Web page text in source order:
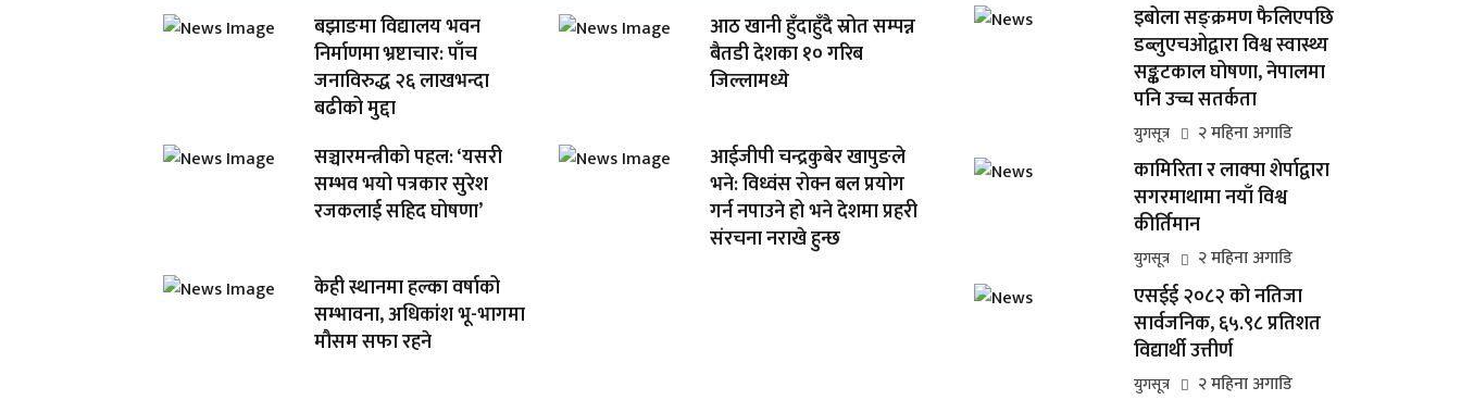
बझाङमा विद्यालय भवन
निर्माणमा भ्रष्टाचार: पाँच
जनाविरुद्ध २६ लाखभन्दा
बढीको मुद्दा
आठ खानी हुँदाहुँदै स्रोत सम्पन्न
बैतडी देशका १० गरिब
जिल्लामध्ये
सञ्चारमन्त्रीको पहल: ‘यसरी
सम्भव भयो पत्रकार सुरेश
रजकलाई सहिद घोषणा’
आईजीपी चन्द्रकुबेर खापुङले
भने: विध्वंस रोक्न बल प्रयोग
गर्न नपाउने हो भने देशमा प्रहरी
संरचना नराखे हुन्छ
केही स्थानमा हल्का वर्षाको
सम्भावना, अधिकांश भू-भागमा
मौसम सफा रहने
इबोला सङ्क्रमण फैलिएपछि
डब्लुएचओद्वारा विश्व स्वास्थ्य
सङ्कटकाल घोषणा, नेपालमा
पनि उच्च सतर्कता
युगसूत्र २ महिना अगाडि
कामिरिता र लाक्पा शेर्पाद्वारा
सगरमाथामा नयाँ विश्व
कीर्तिमान
युगसूत्र २ महिना अगाडि
एसईई २०८२ को नतिजा
सार्वजनिक, ६५.९८ प्रतिशत
विद्यार्थी उत्तीर्ण
युगसूत्र २ महिना अगाडि